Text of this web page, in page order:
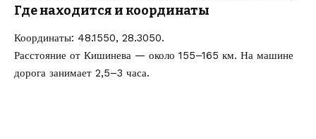
Где находится и координаты
Координаты: 48.1550, 28.3050.
Расстояние от Кишинева — около 155–165 км. На машине
дорога занимает 2,5–3 часа.